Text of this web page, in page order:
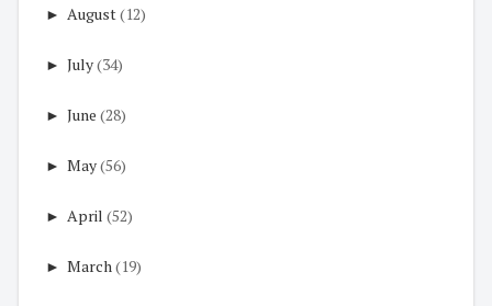
► August(12)
► July(34)
► June (28)
► May(56)
► April (52)
► March(19)